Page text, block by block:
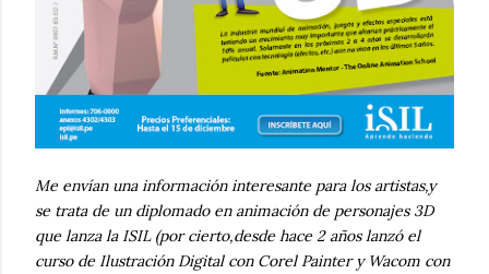
Me envían una información interesante para los artistas,y
se trata de un diplomado en animación de personajes 3D
que lanza la ISIL (por cierto,desde hace 2 años lanzó el
curso de Ilustración Digital con Corel Painter y Wacom con